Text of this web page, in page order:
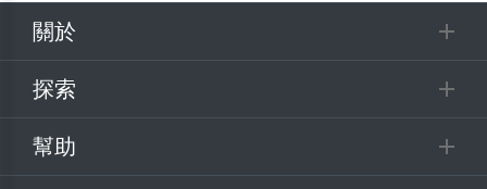
關於
探索
幫助